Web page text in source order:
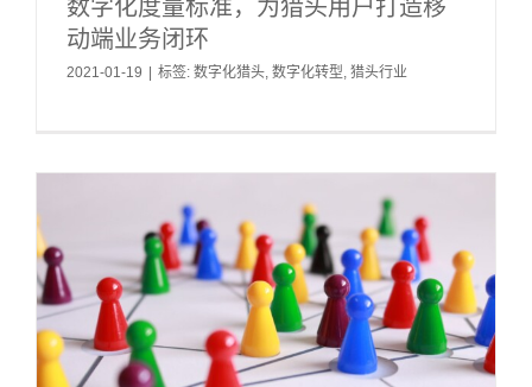
数字化度量标准，为猎头用户打造移
动端业务闭环
2021-01-19 标签: 数字化猎头, 数字化转型, 猎头行业